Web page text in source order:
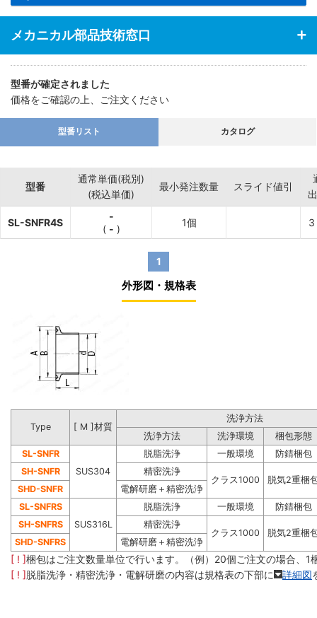
【特長】・在庫品のため即日出荷可能です。【材質】・ステンレス
メカニカル部品技術窓口
型番が確定されました
価格をご確認の上、ご注文ください
型番リスト カタログ
型番
通常単価(税別)
(税込単価)
最小発注数量 スライド値引
SL-SNFR4S
-
( - )
1個 3
1
外形図・規格表
Type [ M ]材質
洗浄方法
洗浄方法
洗浄環境
梱包形態
SL-SNFR
SUS304
脱脂洗浄 一般環境
防錆梱包
SH-SNFR
精密洗浄
クラス1000
脱気2重梱
SHD-SNFR
電解研磨＋精密洗浄
SL-SNFRS
SUS316L
脱脂洗浄 一般環境
防錆梱包
SH-SNFRS
精密洗浄
クラス1000
脱気2重梱
SHD-SNFRS
電解研磨＋精密洗浄
[ ! ]梱包はご注文数量単位で行います。（例）20個ご注文の場合、1
[ ! ]脱脂洗浄・精密洗浄・電解研磨の内容は規格表の下部に 詳細図